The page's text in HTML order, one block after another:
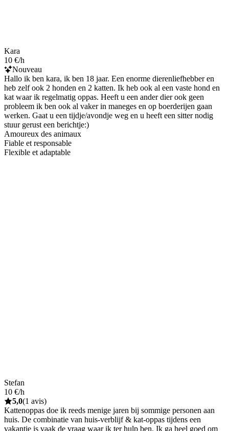
Kara
10 €/h
Nouveau
Hallo ik ben kara, ik ben 18 jaar. Een enorme dierenliefhebber en
heb zelf ook 2 honden en 2 katten. Ik heb ook al een vaste hond en
kat waar ik regelmatig oppas. Heeft u een ander dier ook geen
probleem ik ben ook al vaker in maneges en op boerderijen gaan
werken. Gaat u een tijdje/avondje weg en u heeft een sitter nodig
stuur gerust een berichtje:)
Amoureux des animaux
Fiable et responsable
Flexible et adaptable
Stefan
10 €/h
5,0(1 avis)
Kattenoppas doe ik reeds menige jaren bij sommige personen aan
huis. De combinatie van huis-verblijf & kat-oppas tijdens een
vakantie is vaak de vraag waar ik ter hulp ben. Ik ga heel goed om